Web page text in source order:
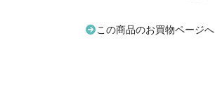
この商品のお買物ページへ